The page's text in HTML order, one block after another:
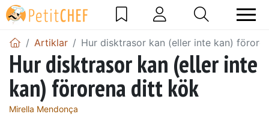
Artiklar Hur disktrasor kan (eller inte kan)
Hur disktrasor kan (eller inte
kan) förorena ditt kök
Mirella Mendonça